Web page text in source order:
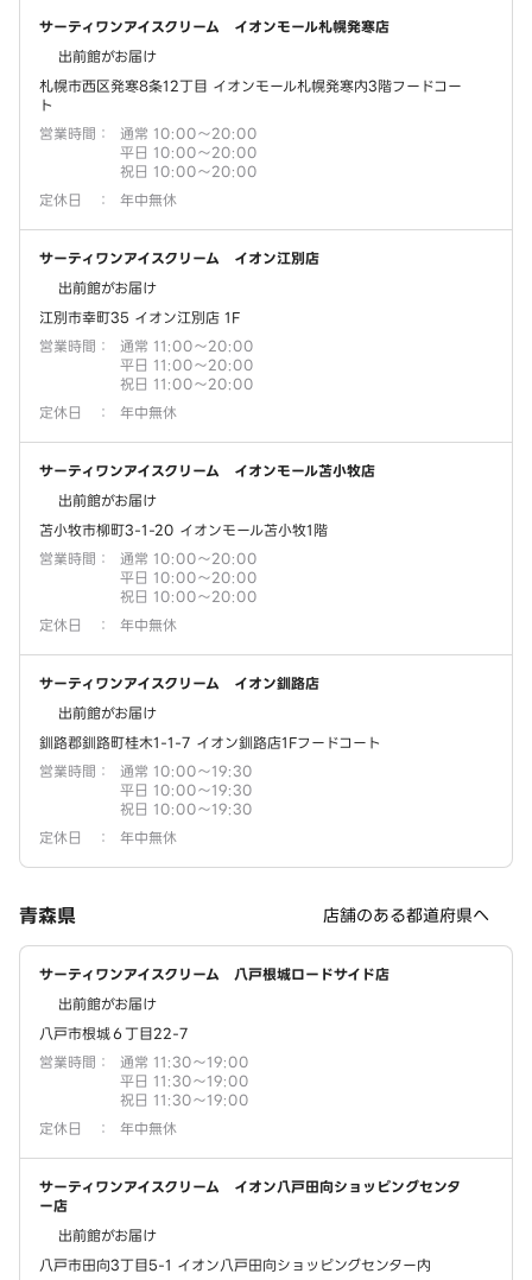
サーティワンアイスクリーム イオンモール札幌発寒店
出前館がお届け
札幌市西区発寒8条12丁目 イオンモール札幌発寒内3階フードコー
ト
営業時間 ：
通常 10:00～20:00
平日 10:00～20:00
祝日 10:00～20:00
定休日
： 年中無休
サーティワンアイスクリーム イオン江別店
出前館がお届け
江別市幸町35 イオン江別店 1F
営業時間 ：
通常 11:00～20:00
平日 11:00～20:00
祝日 11:00～20:00
定休日
： 年中無休
サーティワンアイスクリーム イオンモール苫小牧店
出前館がお届け
苫小牧市柳町3-1-20 イオンモール苫小牧1階
営業時間 ：
通常 10:00～20:00
平日 10:00～20:00
祝日 10:00～20:00
定休日
： 年中無休
サーティワンアイスクリーム イオン釧路店
出前館がお届け
釧路郡釧路町桂木1-1-7 イオン釧路店1Fフードコート
営業時間 ：
通常 10:00～19:30
平日 10:00～19:30
祝日 10:00～19:30
定休日
： 年中無休
青森県 店舗のある都道府県へ
サーティワンアイスクリーム 八戸根城ロードサイド店
出前館がお届け
八戸市根城６丁目22-7
営業時間 ：
通常 11:30～19:00
平日 11:30～19:00
祝日 11:30～19:00
定休日
： 年中無休
サーティワンアイスクリーム イオン八戸田向ショッピングセンタ
ー店
出前館がお届け
八戸市田向3丁目5-1 イオン八戸田向ショッピングセンター内